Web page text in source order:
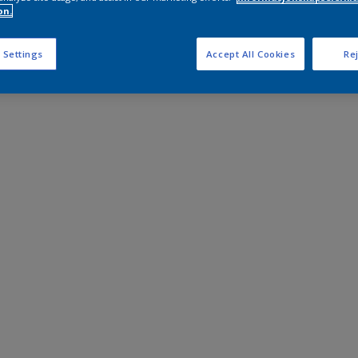
Settings Accept All Cookies